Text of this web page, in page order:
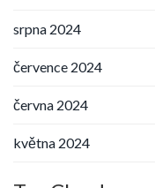
srpna 2024
července 2024
června 2024
května 2024